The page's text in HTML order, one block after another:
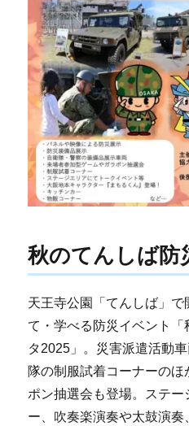
秋のてんしば防
天王寺公園「てんしば」
て・学べる防災イベント「
タ2025」。災害派遣活動
隊の制服試着コーナーの
ポン抽選会も登場。ステー
ー、吹奏楽演奏や太鼓演